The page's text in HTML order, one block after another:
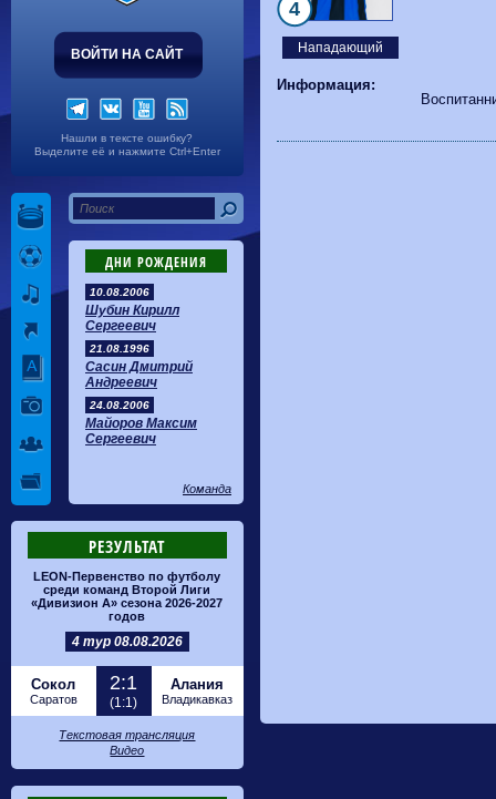
ВОЙТИ НА САЙТ
Нашли в тексте ошибку?
Выделите её и нажмите Ctrl+Enter
ДНИ РОЖДЕНИЯ
10.08.2006
Шубин Кирилл
Сергеевич
21.08.1996
Сасин Дмитрий
Андреевич
24.08.2006
Майоров Максим
Сергеевич
Команда
РЕЗУЛЬТАТ
LEON-Первенство по футболу
среди команд Второй Лиги
«Дивизион А» сезона 2026-2027
годов
4 тур 08.08.2026
Сокол
Саратов
2:1
(1:1)
Алания
Владикавказ
Текстовая трансляция
Видео
Нападающий
4
Информация:
Калуга
0-1